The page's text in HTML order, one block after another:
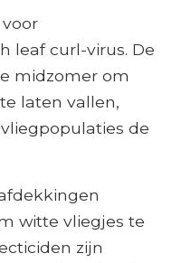
leaf curl-virus. De
midzomer om
laten vallen,
de
witte vliegjes te
zijn